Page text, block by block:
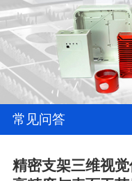
常见问答
精密支架三维视